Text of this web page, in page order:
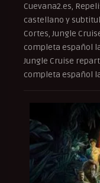
Cuevana2.es,
castellano y
Cortes, Jungle
completa español
Jungle Cruise
completa español